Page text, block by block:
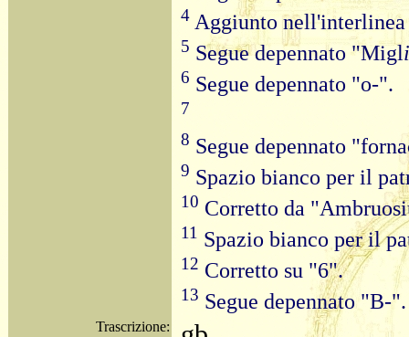
4 Aggiunto
5 Segue depennato "Migli
6 Segue depennato "o-".
7
8 Segue depennato
9 Spazio bianco per il
10 Corretto da
11 Spazio bianco per il
12 Corretto su "6".
13 Segue depennato "B-".
Trascrizione: